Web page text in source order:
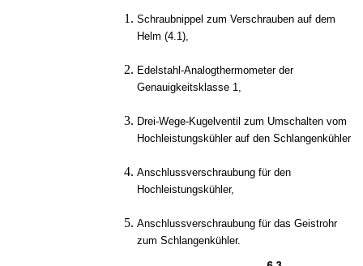
Schraubnippel zum Verschrauben auf dem
Helm (4.1),
Edelstahl-Analogthermometer der
Genauigkeitsklasse 1,
Drei-Wege-Kugelventil zum Umschalten vom
Hochleistungskühler auf den Schlangenkühler
Anschlussverschraubung für den
Hochleistungskühler,
Anschlussverschraubung für das Geistrohr
zum Schlangenkühler.